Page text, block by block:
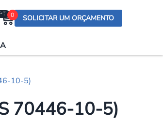
PT 0 SOLICITAR UM ORÇAMENTO
10-5)
70446-10-5)